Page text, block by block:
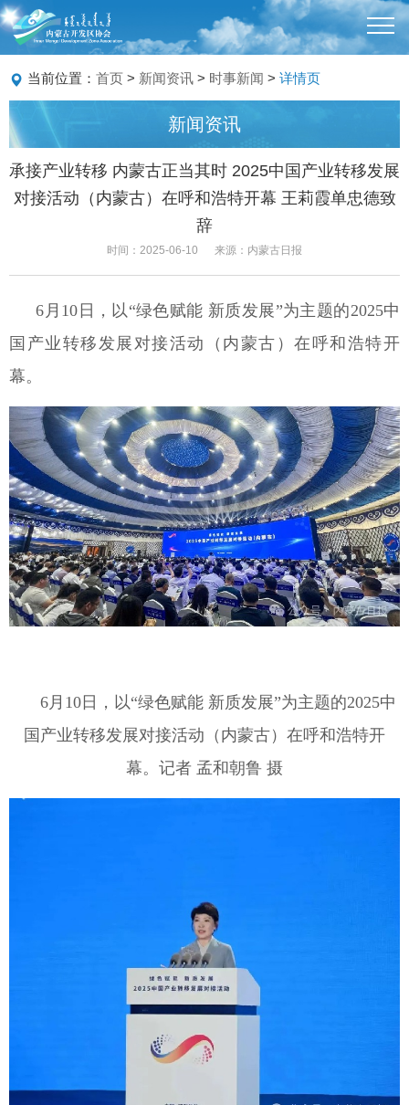
当前位置： 首页 > 新闻资讯 > 时事新闻 > 详情页
新闻资讯
承接产业转移 内蒙古正当其时 2025中国产业转移发展
对接活动（内蒙古）在呼和浩特开幕 王莉霞单忠德致
辞
时间：2025-06-10 来源：内蒙古日报
6 月 10 日，以“绿色赋能 新质发展”为主题的2025中
国产业转移发展对接活动（内蒙古）在呼和浩特开
幕。
6月 10日，以“绿色赋能 新质发展”为主题的2025中
国产业转移发展对接活动（内蒙古）在呼和浩特开
幕。记者 孟和朝鲁 摄